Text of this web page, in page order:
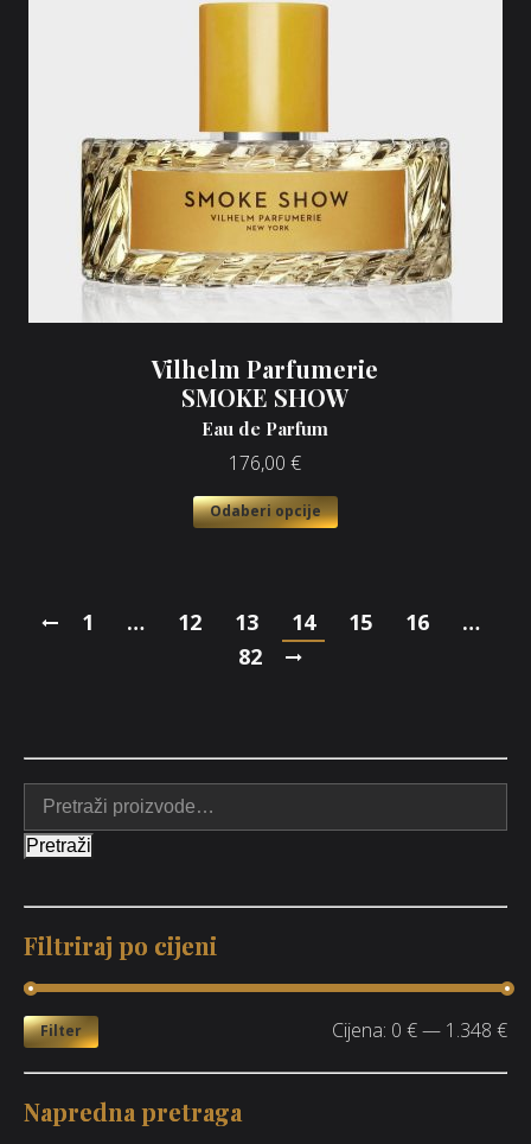
Vilhelm Parfumerie
SMOKE SHOW
Eau de Parfum
176,00 €
Odaberi opcije
1 … 12 13 14 15 16
…
82
Pretraži
Filtriraj po cijeni
Filter Cijena: 0 €— 1.348 €
Napredna pretraga